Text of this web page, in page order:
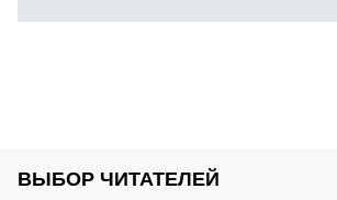
ВЫБОР ЧИТАТЕЛЕЙ